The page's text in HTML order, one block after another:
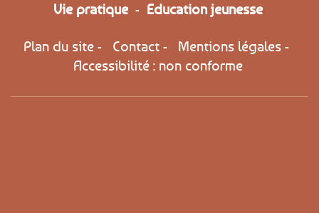
Vie pratique - Education jeunesse
Plan du site- Contact- Mentions légales-
Accessibilité : non conforme